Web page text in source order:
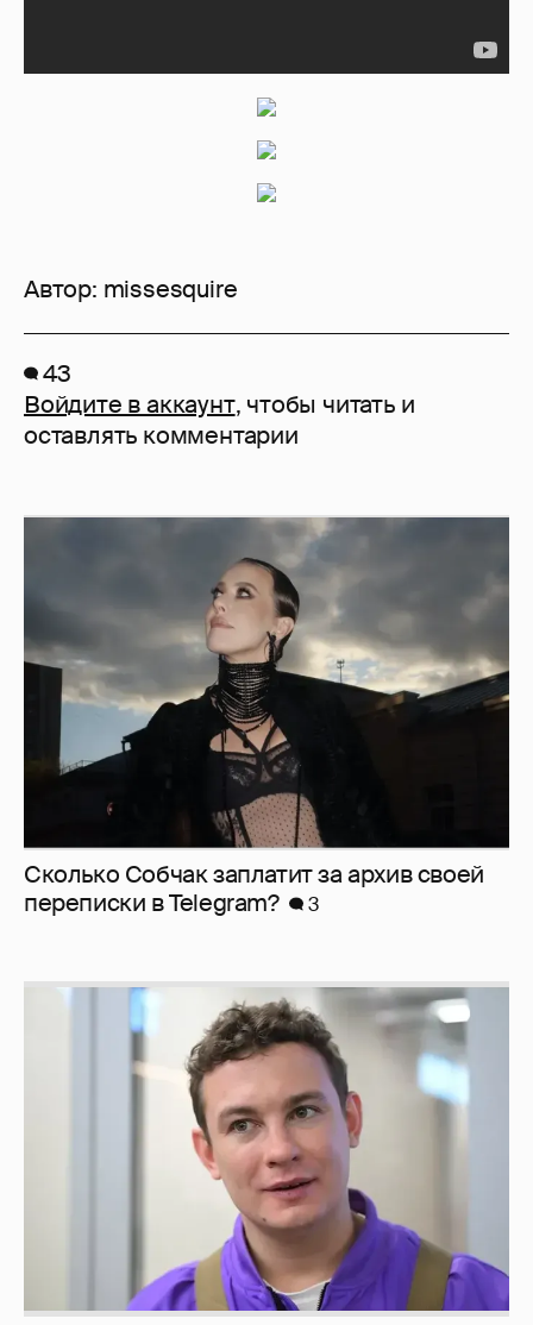
Автор: missesquire
43
Войдите в аккаунт, чтобы читать и
оставлять комментарии
Сколько Собчак заплатит за архив своей
перeписки в Telegram?
3